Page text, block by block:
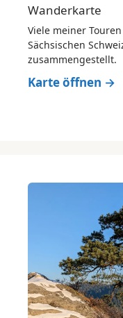
Wanderkarte
Viele meiner
Sächsischen
zusammengestellt.
Karte öffnen →